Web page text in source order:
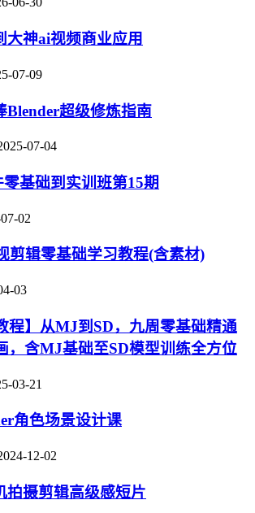
大神ai视频商业应用
07-09
Blender超级修炼指南
07-04
基础到实训班第15期
02
剪辑零基础学习教程(含素材)
03
程】从MJ到SD，九周零基础精通
，含MJ基础至SD模型训练全方位
03-21
角色场景设计课
12-02
拍摄剪辑高级感短片